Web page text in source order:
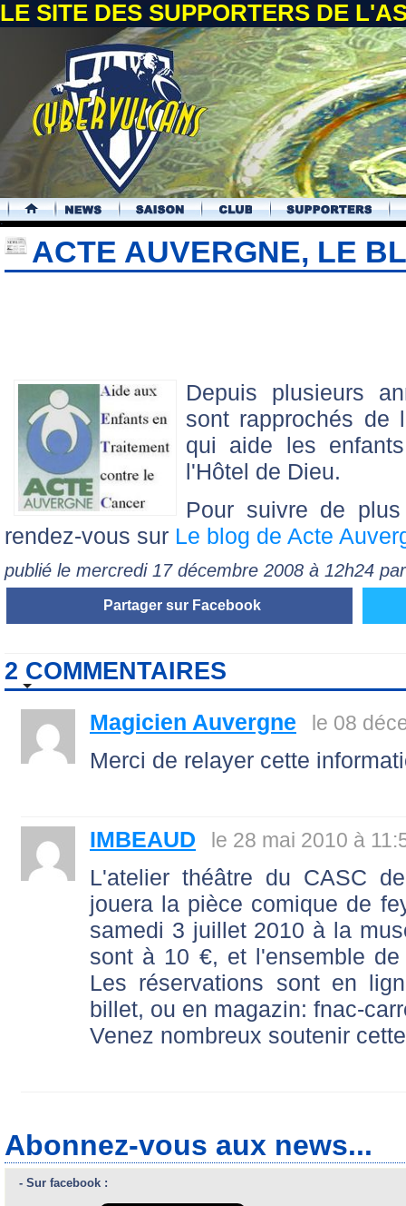
LE SITE DES SUPPORTERS DE
.
ACTE AUVERGNE, LE
Depuis plusieurs
sont rapprochés de
qui aide les
l'Hôtel de Dieu.
Pour suivre de
rendez-vous sur Le blog de Acte
publié le mercredi 17 décembre 2008 à 12h24
Partager sur Facebook
2 COMMENTAIRES
Magicien Auvergne le 08
Merci de relayer cette
IMBEAUD le 28 mai 2010 à
L'atelier théâtre du CASC
jouera la pièce comique de
samedi 3 juillet 2010 à la
sont à 10 €, et l'ensemble
Les réservations sont en
billet, ou en magazin: fnac-
Venez nombreux soutenir
Abonnez-vous aux news...
- Sur facebook :